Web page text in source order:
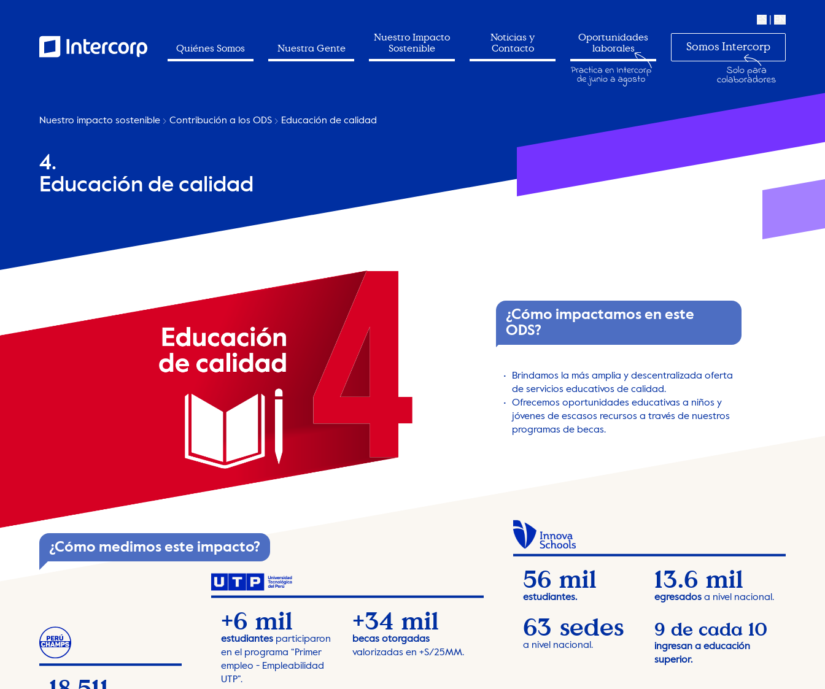
Quiénes Somos Nuestra Gente
Nuestro Impacto
Sostenible
Noticias y
Contacto
Oportunidades
laborales
Somos Intercorp
Nuestro impacto sostenible Contribución a los ODS Educación de calidad
4.
Educación de calidad
¿Cómo impactamos en este
ODS?
Brindamos la más amplia y descentralizada oferta
de servicios educativos de calidad.
Ofrecemos oportunidades educativas a niños y
jóvenes de escasos recursos a través de nuestros
programas de becas.
¿Cómo medimos este impacto?
+6 mil
estudiantes participaron
en el programa “Primer
empleo - Empleabilidad
UTP”.
+34 mil
becas otorgadas
valorizadas en +S/25MM.
56 mil
estudiantes.
13.6 mil
egresados a nivel nacional.
63 sedes
a nivel nacional.
9 de cada 10
ingresan a educación
superior.